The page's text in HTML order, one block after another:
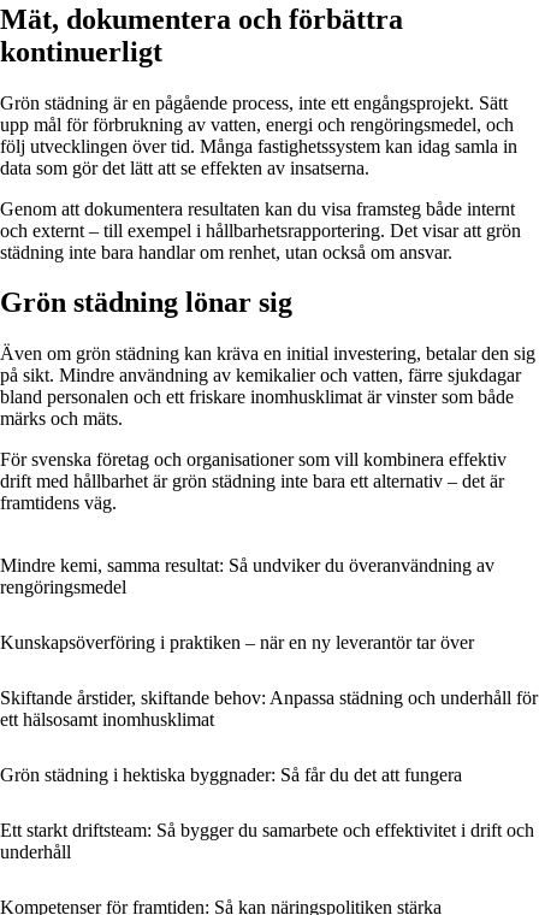
Mät, dokumentera och förbättra
kontinuerligt
Grön städning är en pågående process, inte ett engångsprojekt. Sätt
upp mål för förbrukning av vatten, energi och rengöringsmedel, och
följ utvecklingen över tid. Många fastighetssystem kan idag samla in
data som gör det lätt att se effekten av insatserna.
Genom att dokumentera resultaten kan du visa framsteg både internt
och externt – till exempel i hållbarhetsrapportering. Det visar att grön
städning inte bara handlar om renhet, utan också om ansvar.
Grön städning lönar sig
Även om grön städning kan kräva en initial investering, betalar den sig
på sikt. Mindre användning av kemikalier och vatten, färre sjukdagar
bland personalen och ett friskare inomhusklimat är vinster som både
märks och mäts.
För svenska företag och organisationer som vill kombinera effektiv
drift med hållbarhet är grön städning inte bara ett alternativ – det är
framtidens väg.
Mindre kemi, samma resultat: Så undviker du överanvändning av
rengöringsmedel
Kunskapsöverföring i praktiken – när en ny leverantör tar över
Skiftande årstider, skiftande behov: Anpassa städning och underhåll för
ett hälsosamt inomhusklimat
Grön städning i hektiska byggnader: Så får du det att fungera
Ett starkt driftsteam: Så bygger du samarbete och effektivitet i drift och
underhåll
Kompetenser för framtiden: Så kan näringspolitiken stärka